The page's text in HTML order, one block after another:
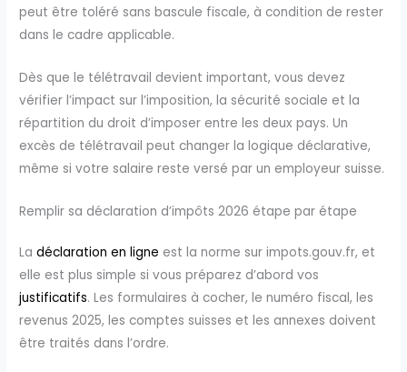
peut être toléré sans bascule fiscale, à condition de rester
dans le cadre applicable.
Dès que le télétravail devient important, vous devez
vérifier l’impact sur l’imposition, la sécurité sociale et la
répartition du droit d’imposer entre les deux pays. Un
excès de télétravail peut changer la logique déclarative,
même si votre salaire reste versé par un employeur suisse.
Remplir sa déclaration d’impôts 2026 étape par étape
Ladéclaration en ligne est la norme sur impots.gouv.fr, et
elle est plus simple si vous préparez d’abord vos
justificatifs. Les formulaires à cocher, le numéro fiscal, les
revenus 2025, les comptes suisses et les annexes doivent
être traités dans l’ordre.